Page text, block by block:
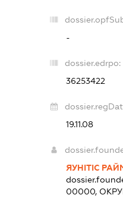
-
dossier.edrpo:
36253422
19.11.08
ЯУНІТІС
00000,